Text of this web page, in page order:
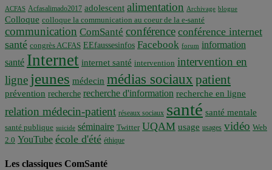
ACFAS Acfasalimado2017 adolescent alimentation Archivage blogue
Colloque colloque la communication au coeur de la e-santé
communication ComSanté conférence conférence internet
santé congrès ACFAS EEfaussesinfos Facebook forum information
santé Internet internet santé intervention intervention en
ligne jeunes médecin médias sociaux patient
prévention recherche recherche d'information recherche en ligne
relation médecin-patient réseaux sociaux santé santé mentale
santé publique suicide séminaire Twitter UQAM usage usages vidéo Web
2.0 YouTube école d'été éthique
Les classiques ComSanté